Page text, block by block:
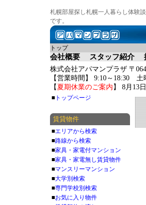
札幌部屋探し札幌一人暮らし体験
です。
トップ
会社概要 スタッフ紹介
株式会社アパマンプラザ 〒
【営業時間】 9:10～18:30 土
【 夏期休業のご案内 】 8月13
■ トップページ
賃貸物件
■エリアから検索
■路線から検索
■家具・家電付マンション
■家具・家電無し賃貸物件
■マンスリーマンション
■大学別検索
■専門学校別検索
■お気に入り物件